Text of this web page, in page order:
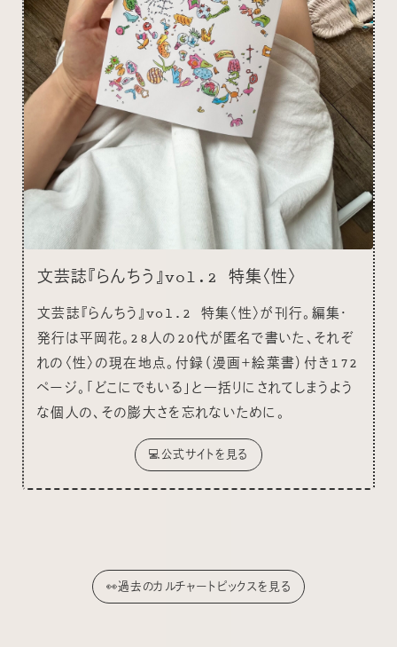
文芸誌『らんちう』vol.2 特集〈性〉
文芸誌『らんちう』vol.2 特集〈性〉が刊行。編集・
発行は平岡花。28人の20代が匿名で書いた、それぞ
れの〈性〉の現在地点。付録（漫画＋絵葉書）付き172
ページ。「どこにでもいる」と一括りにされてしまうよう
な個人の、その膨大さを忘れないために。
💻公式サイトを見る
👀過去のカルチャートピックスを見る